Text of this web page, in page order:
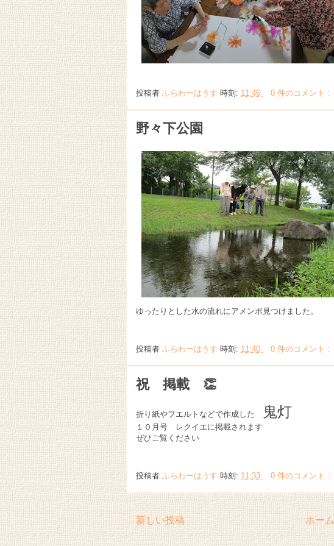
投稿者 ふらわーはうす 時刻: 11:46 0 件のコメント :
野々下公園
ゆったりとした水の流れにアメンボ見つけました。
投稿者 ふらわーはうす 時刻: 11:40 0 件のコメント :
祝 掲載 👏
折り紙やフエルトなどで作成した 鬼灯
１０月号 レクイエに掲載されます
ぜひご覧ください
投稿者 ふらわーはうす 時刻: 11:33 0 件のコメント :
新しい投稿 ホーム